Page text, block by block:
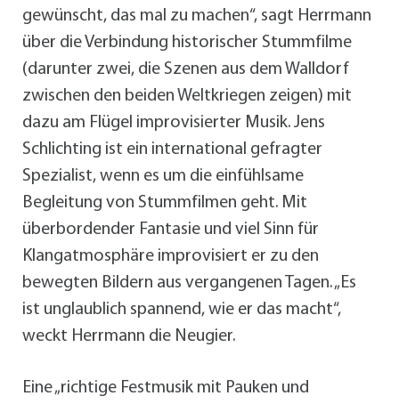
gewünscht, das mal zu machen“, sagt Herrmann
über die Verbindung historischer Stummfilme
(darunter zwei, die Szenen aus dem Walldorf
zwischen den beiden Weltkriegen zeigen) mit
dazu am Flügel improvisierter Musik. Jens
Schlichting ist ein international gefragter
Spezialist, wenn es um die einfühlsame
Begleitung von Stummfilmen geht. Mit
überbordender Fantasie und viel Sinn für
Klangatmosphäre improvisiert er zu den
bewegten Bildern aus vergangenen Tagen. „Es
ist unglaublich spannend, wie er das macht“,
weckt Herrmann die Neugier.
Eine „richtige Festmusik mit Pauken und